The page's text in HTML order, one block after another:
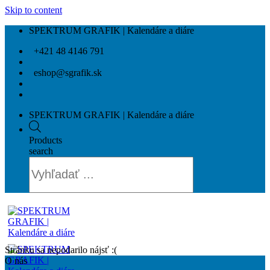
Skip to content
SPEKTRUM GRAFIK | Kalendáre a diáre
+421 48 4146 791
eshop@sgrafik.sk
SPEKTRUM GRAFIK | Kalendáre a diáre
Products
search
Stránku sa nepodarilo nájsť :(
O nás